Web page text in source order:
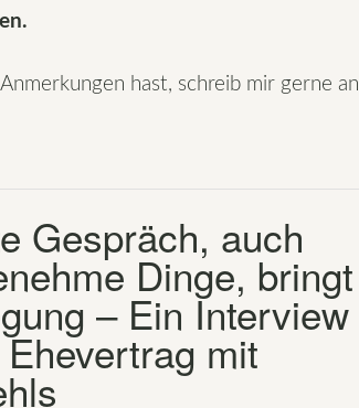
hast, schreib mir gerne an
Gespräch, auch
Dinge, bringt
– Ein Interview
mit